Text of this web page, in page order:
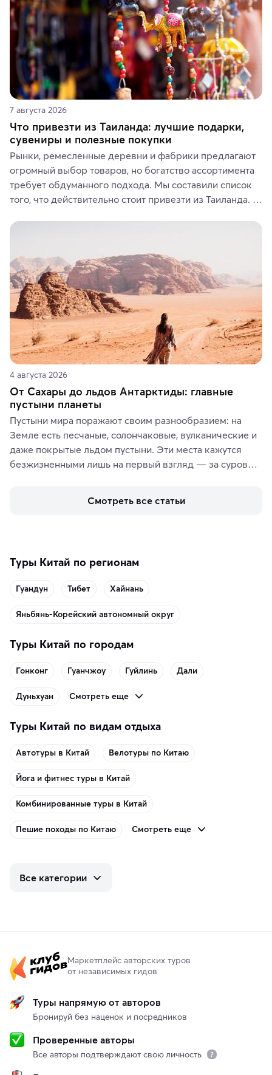
7 августа 2026
Что привезти из Таиланда: лучшие подарки,
сувениры и полезные покупки
Рынки, ремесленные деревни и фабрики предлагают
огромный выбор товаров, но богатство ассортимента
требует обдуманного подхода. Мы составили список
того, что действительно стоит привезти из Таиланда.
средства, одежду, украшения, предметы интерьера
где их купить.
4 августа 2026
От Сахары до льдов Антарктиды: главные
пустыни планеты
Пустыни мира поражают своим разнообразием: на
Земле есть песчаные, солончаковые, вулканические и
даже покрытые льдом пустыни. Эти места кажутся
безжизненными лишь на первый взгляд — за суровой
ярких впечатлений от путешествий.
Смотреть все статьи
Туры Китай по регионам
Гуандун Тибет Хайнань
Яньбянь-Корейский автономный округ
Туры Китай по городам
Гонконг Гуанчжоу Гуйлинь Дали
Дуньхуан Смотреть еще
Туры Китай по видам отдыха
Автотуры в Китай Велотуры по Китаю
Йога и фитнес туры в Китай
Комбинированные туры в Китай
Пешие походы по Китаю Смотреть еще
Все категории
Маркетплейс авторских туров
от независимых гидов
Туры напрямую от авторов
Бронируй без наценок и посредников
Проверенные авторы
Все авторы подтверждают свою личность